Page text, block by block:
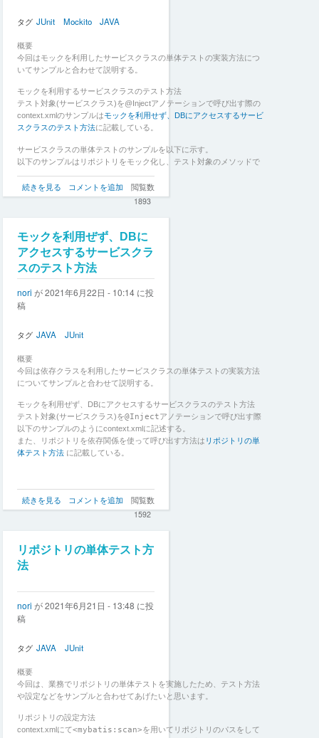
ト
法
の
タグ JUnit Mockito JAVA
概要
今回はモックを利用したサービスクラスの単体テストの実装方法につ
いてサンプルと合わせて説明する。
モックを利用するサービスクラスのテスト方法
テスト対象(サービスクラス)を@Injectアノテーションで呼び出す際の
context.xmlのサンプルはモックを利用せず、DBにアクセスするサービ
スクラスのテスト方法に記載している。
サービスクラスの単体テストのサンプルを以下に示す。
以下のサンプルはリポジトリをモック化し、テスト対象のメソッドで
を検証している。
モ
ッ
利
用
す
る
ー
ビ
ク
ス
の
テ
ト
方
法
の
続きを見る コメントを追加
閲覧数
1893
モックを利用ぜず、DBに
アクセスするサービスクラ
スのテスト方法
nori が2021年6月22日 - 10:14 に投
稿
タグ JAVA JUnit
概要
今回は依存クラスを利用したサービスクラスの単体テストの実装方法
についてサンプルと合わせて説明する。
モックを利用ぜず、DBにアクセスするサービスクラスのテスト方法
テスト対象(サービスクラス)を@Injectアノテーションで呼び出す際
以下のサンプルのようにcontext.xmlに記述する。
また、リポジトリを依存関係を使って呼び出す方法は リポジトリの単
体テスト方法 に記載している。
モ
ッ
利
用
ぜ
に
ア
セ
す
る
サ
ビ
ス
続きを見る コメントを追加
閲覧数
1592
リポジトリの単体テスト方
法
nori が2021年6月21日 - 13:48 に投
稿
タグ JAVA JUnit
概要
今回は、業務でリポジトリの単体テストを実施したため、テスト方法
や設定などをサンプルと合わせてあげたいと思います。
リポジトリの設定方法
context.xmlにて<mybatis:scan>を用いてリポジトリのパスをして